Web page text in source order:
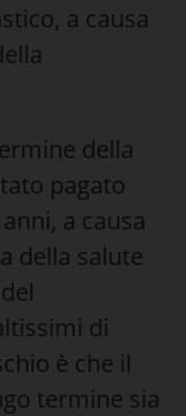
a causa
della
pagato
a causa
della salute
di
è che il
termine sia